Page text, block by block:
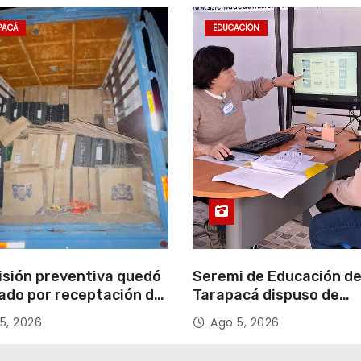
preventiva quedó
por receptación de
avaluados en
millones*
2026
EDUCACIÓN
Seremi de Educación de
Tarapacá dispuso de
facilitadores para
proceso de Admisión
Ago 5, 2026